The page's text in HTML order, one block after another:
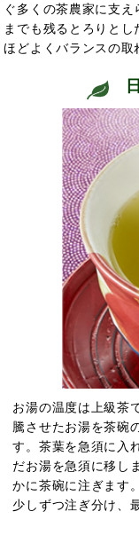
ぐ多くの茶農家に支
までも残るとろりと
ほどよくバランスの取
お湯の温度は上級茶
騰させたお湯を茶碗
す。茶葉を急須に入
だお湯を急須に移し
かに茶碗に注ぎます
少しずつ注ぎ分け、